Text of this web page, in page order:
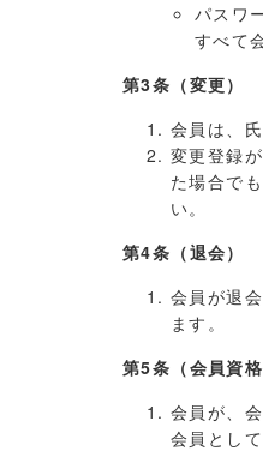
パスワ
すべて
第3条（変更）
会員は、
変更登録
た場合で
い。
第4条（退会）
会員が退
ます。
第5条（会員資
会員が、
会員とし